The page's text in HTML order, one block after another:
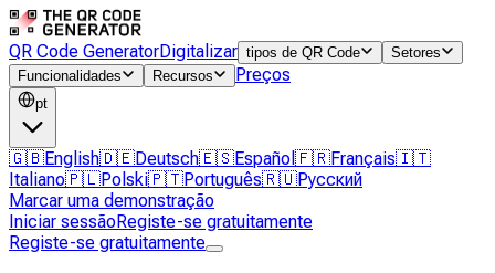
QR Code GeneratorDigitalizar tipos de QR Code
Setores
Funcionalidades
Recursos Preços
pt
🇬🇧English🇩🇪Deutsch🇪🇸Español 🇫🇷Français🇮🇹
Italiano🇵🇱Polski🇵🇹Português🇷🇺Русский
Marcar uma demonstração
Iniciar sessãoRegiste-se gratuitamente
Registe-se gratuitamente